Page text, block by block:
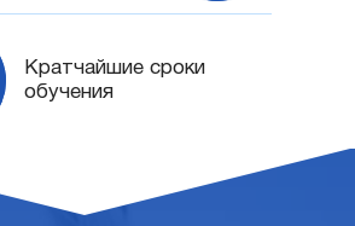
Кратчайшие сроки
обучения